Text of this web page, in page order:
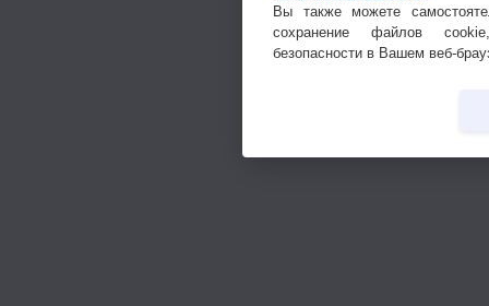
Вы также можете
сохранение файлов
безопасности в Вашем веб-